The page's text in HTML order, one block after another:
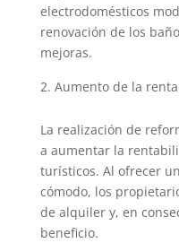
electrodomésticos
renovación de los
mejoras.
Aumento de la
La realización de
a aumentar la
turísticos. Al ofrecer
cómodo, los
de alquiler y, en
beneficio.